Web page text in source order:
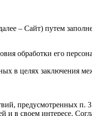
– Сайт) путем
обработки его
в целях заключения
предусмотренных
и в своем интересе.